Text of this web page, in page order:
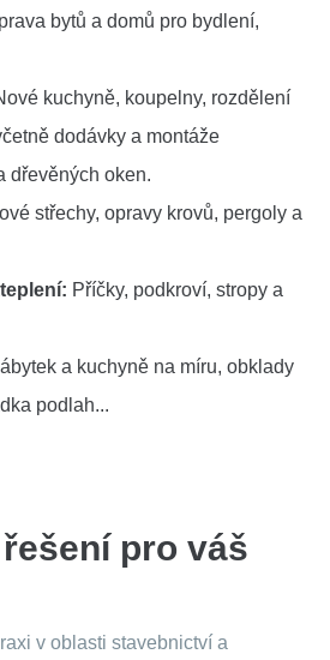
bytů a domů pro bydlení,
kuchyně, koupelny, rozdělení
dodávky a montáže
dřevěných oken.
střechy, opravy krovů, pergoly a
Příčky, podkroví, stropy a
a kuchyně na míru, obklady
podlah...
pro váš
v oblasti stavebnictví a